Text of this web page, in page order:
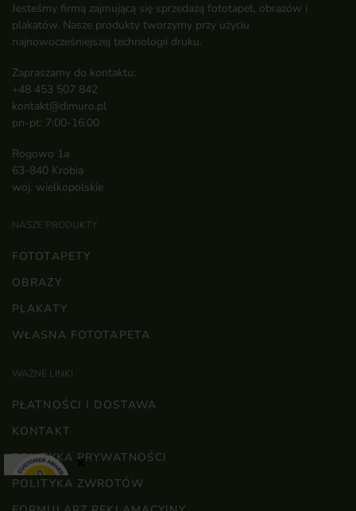
Jesteśmy firmą zajmującą się sprzedażą fototapet, obrazów i
plakatów. Nasze produkty tworzymy przy użyciu
najnowocześniejszej technologii druku.
Zapraszamy do kontaktu:
+48 453 507 842
kontakt@dimuro.pl
pn-pt: 7:00-16:00
Rogowo 1a
63-840 Krobia
woj. wielkopolskie
NASZE PRODUKTY
FOTOTAPETY
OBRAZY
PLAKATY
WŁASNA FOTOTAPETA
WAŻNE LINKI
PŁATNOŚCI I DOSTAWA
KONTAKT
POLITYKA PRYWATNOŚCI
POLITYKA ZWROTÓW
×